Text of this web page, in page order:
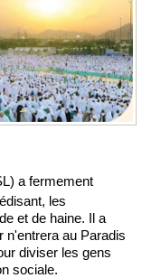
a fermement
les
et de haine. Il a
n'entrera au Paradis
diviser les gens
sociale.